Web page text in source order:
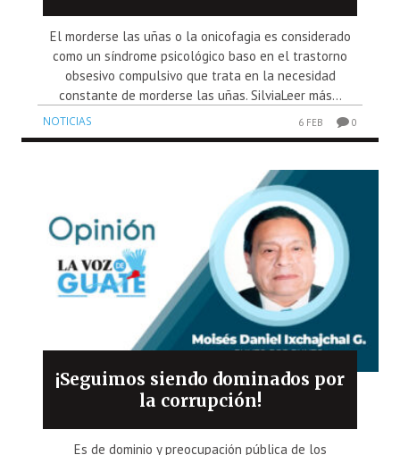
El morderse las uñas o la onicofagia es considerado
como un síndrome psicológico baso en el trastorno
obsesivo compulsivo que trata en la necesidad
constante de morderse las uñas. SilviaLeer más...
NOTICIAS 6 FEB 0
¡Seguimos siendo dominados por
la corrupción!
Es de dominio y preocupación pública de los